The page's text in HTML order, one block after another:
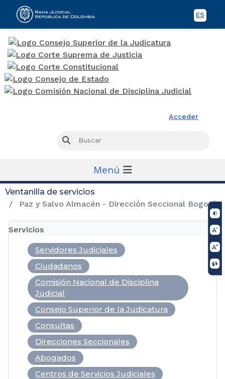
ES
Acceder
Buscar
Menú
Ventanilla de servicios
Paz y Salvo Almacén - Dirección Seccional Bogotá
Servicios
Abogados
Centros de Servicios Judiciales
Ciudadanos
Comisión Nacional de Disciplina
Judicial
Consejo Superior de la Judicatura
Consultas
Direcciones Seccionales
Servidores Judiciales